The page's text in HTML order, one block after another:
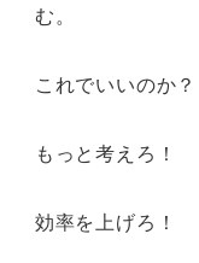
む。
これでいいのか？
もっと考えろ！
効率を上げろ！